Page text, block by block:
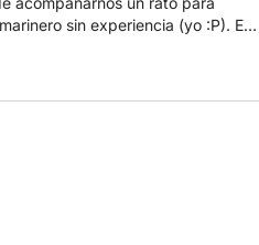
sin experiencia (yo :P). El
espacioso y práctico, con